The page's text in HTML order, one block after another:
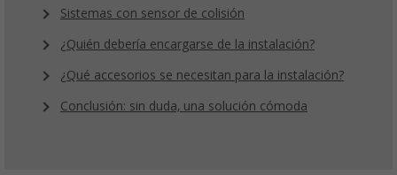
Sistemas con sensor de colisión
¿Quién debería encargarse de la instalación?
¿Qué accesorios se necesitan para la instalación?
Conclusión: sin duda, una solución cómoda